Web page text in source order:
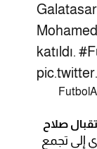
katıldı.
صلاح
إلى تجمع